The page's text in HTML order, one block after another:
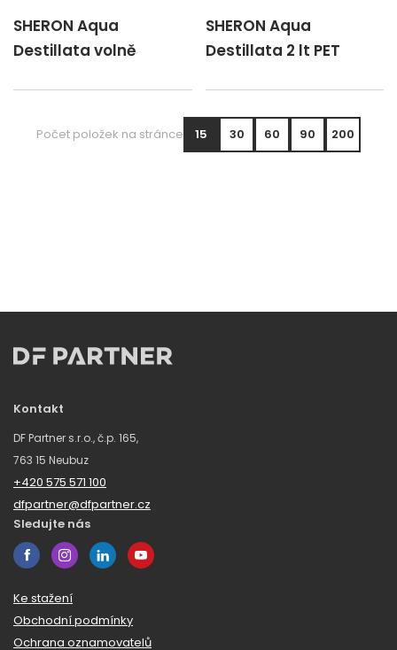
SHERON Aqua
Destillata volně
SHERON Aqua
Destillata 2 lt PET
Počet položek na stránce 15 30 60 90 200
Kontakt
DF Partner s.r.o., č.p. 165,
763 15 Neubuz
+420 575 571 100
dfpartner@dfpartner.cz
Sledujte nás
Ke stažení
Obchodní podmínky
Ochrana oznamovatelů